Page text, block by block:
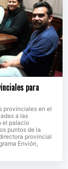
para
provinciales en el
a las
el palacio
puntos de la
provincial
Envión,